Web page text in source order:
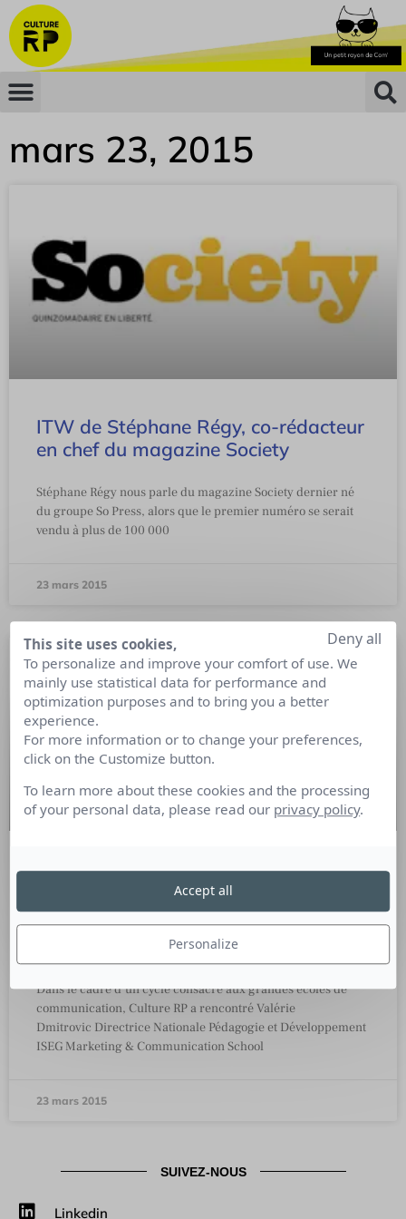
mars 23, 2015
ITW de Stéphane Régy, co-rédacteur
en chef du magazine Society
Stéphane Régy nous parle du magazine Society dernier né
du groupe So Press, alors que le premier numéro se serait
vendu à plus de 100 000
23 mars 2015
ITW de Valérie Dmitrovic, Directrice
Nationale Pédagogie et
Développement ISEG Marketing &
Communication School
Dans le cadre d’un cycle consacré aux grandes écoles de
communication, Culture RP a rencontré Valérie
Dmitrovic Directrice Nationale Pédagogie et Développement
ISEG Marketing & Communication School
23 mars 2015
SUIVEZ-NOUS
Linkedin
This site uses cookies,
To personalize and improve your comfort of use. We
mainly use statistical data for performance and
optimization purposes and to bring you a better
experience.
For more information or to change your preferences,
click on the Customize button.
To learn more about these cookies and the processing
of your personal data, please read our privacy policy.
Personalize
Deny all
Accept all